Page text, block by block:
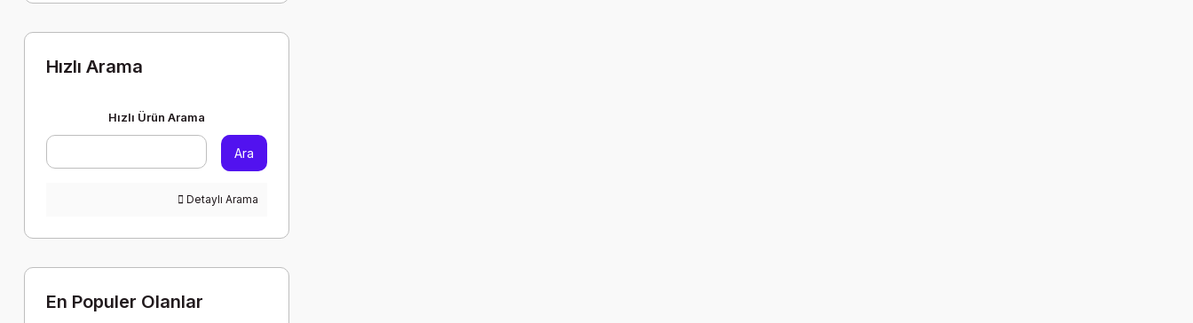
Hızlı Arama
Hızlı Ürün Arama
Ara
Detaylı Arama
En Populer Olanlar